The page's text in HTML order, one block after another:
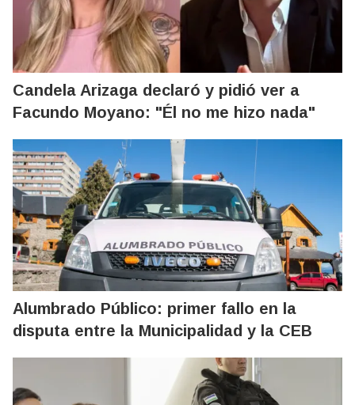
Candela Arizaga declaró y pidió ver a
Facundo Moyano: "Él no me hizo nada"
Alumbrado Público: primer fallo en la
disputa entre la Municipalidad y la CEB